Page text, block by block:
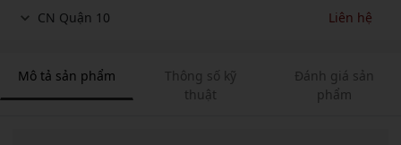
CN Quận 10 Liên hệ
Mô tả sản phẩm
Thông số kỹ
thuật
Đánh giá sản
phẩm